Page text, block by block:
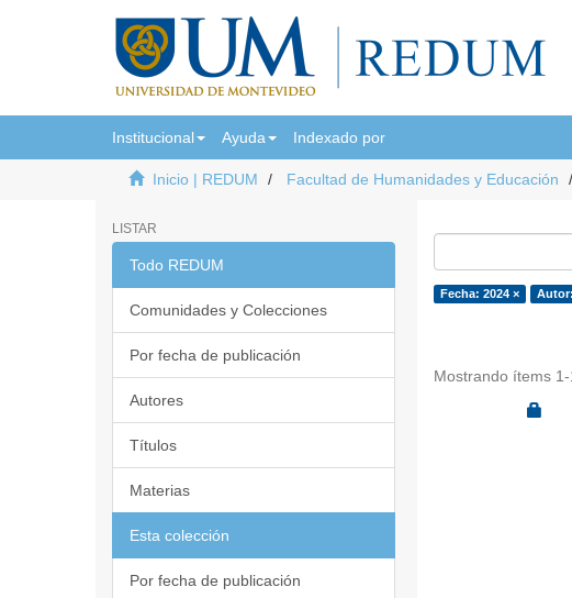
Institucional Ayuda Indexado por
Inicio | REDUM Facultad de Humanidades y Educación
LISTAR
Todo REDUM
Comunidades y Colecciones
Por fecha de publicación
Autores
Títulos
Materias
Esta colección
Por fecha de publicación
Fecha: 2024 ×
Mostrando ítems 1-